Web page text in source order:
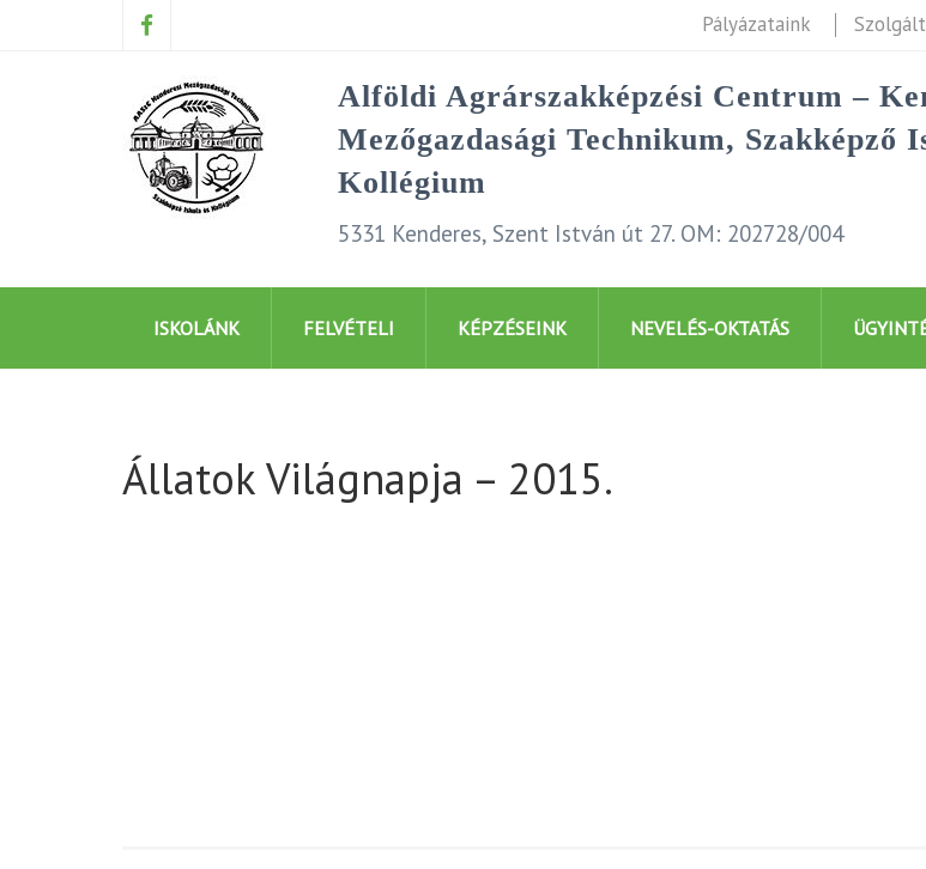
Pályázataink
Alföldi Agrárszakképzési Centrum –
Mezőgazdasági Technikum, Szakképző
Kollégium
5331 Kenderes, Szent István út 27. OM: 202728/004
ISKOLÁNK FELVÉTELI KÉPZÉSEINK NEVELÉS-OKTATÁS
Állatok Világnapja – 2015.